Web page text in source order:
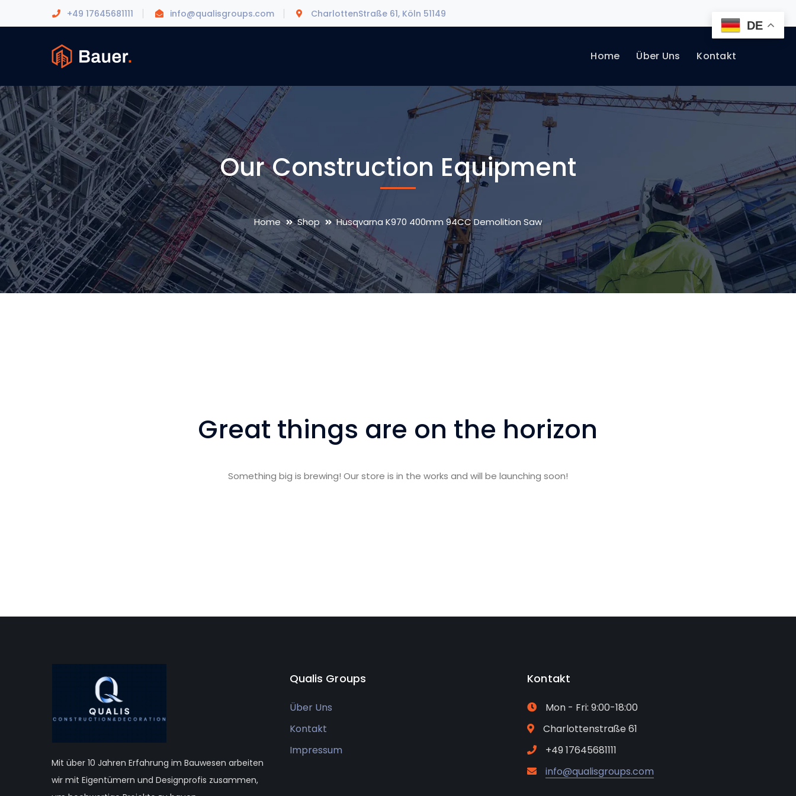
+49 17645681111 info@qualisgroups.com CharlottenStraße 61, Köln 51149
Home Über Uns Kontakt
Our Construction Equipment
Home Shop Husqvarna K970 400mm 94CC Demolition Saw
Great things are on the horizon
Something big is brewing! Our store is in the works and will be launching soon!
Mit über 10 Jahren Erfahrung im Bauwesen arbeiten
wir mit Eigentümern und Designprofis zusammen,
Qualis Groups
Über Uns
Kontakt
Impressum
Kontakt
Mon - Fri: 9:00-18:00
Charlottenstraße 61
+49 17645681111
info@qualisgroups.com
DE